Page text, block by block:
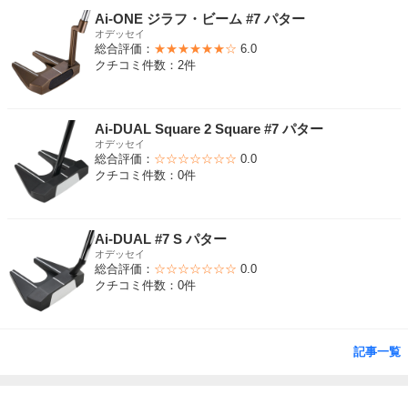
Ai-ONE ジラフ・ビーム #7 パター
オデッセイ
総合評価： ★★★★★★☆ 6.0
クチコミ件数：2件
Ai-DUAL Square 2 Square #7 パター
オデッセイ
総合評価： ☆☆☆☆☆☆☆ 0.0
クチコミ件数：0件
Ai-DUAL #7 S パター
オデッセイ
総合評価： ☆☆☆☆☆☆☆ 0.0
クチコミ件数：0件
記事一覧